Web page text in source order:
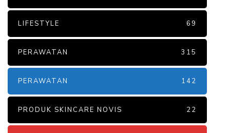
LIFESTYLE 69
PERAWATAN 315
PERAWATAN 142
PRODUK SKINCARE NOVIS 22